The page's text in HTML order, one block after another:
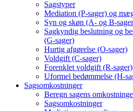
Sagstyper
Mediation (P-sager) og
Syn og skøn (A- og B-
Sagkyndig beslutning og
(G-sager)
Hurtig afgørelse (O-sager)
Voldgift (C-sager)
Forenklet voldgift (R-sager)
Uformel bedømmelse (H-
Sagsomkostninger
Beregn sagens
Sagsomkostninger